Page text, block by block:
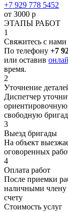
+7 929 778 5452
от 3000 р
ЭТАПЫ РАБОТ
1
Свяжитесь с нами
По телефону +7
или оставив
время.
2
Уточнение
Диспетчер
свободную
3
Выезд бригады
На объект
оговоренных
4
Оплата работ
После приемки
наличными члену
счету
Стоимость услуг